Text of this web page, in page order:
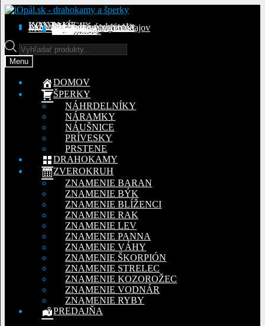
Preskočiť
navigáciu
Preskočiť
obsah
KONTAKT
INFORMÁCIE
Obchodné podmienky
Reklamačný poriadok
Ochrana osobných údajov
MÔJ ÚČETObjednávky
Adresy
Detaily účtu
Na stiahnutie
Products
search
Menu
DOMOV
ŠPERKY
NÁHRDELNÍKY
NÁRAMKY
NÁUŠNICE
PRÍVESKY
PRSTENE
DRAHOKAMY
ZVEROKRUH
ZNAMENIE BARAN
ZNAMENIE BÝK
ZNAMENIE BLÍŽENCI
ZNAMENIE RAK
ZNAMENIE LEV
ZNAMENIE PANNA
ZNAMENIE VÁHY
ZNAMENIE ŠKORPIÓN
ZNAMENIE STRELEC
ZNAMENIE KOZOROŽEC
ZNAMENIE VODNÁR
ZNAMENIE RYBY
PREDAJŇA